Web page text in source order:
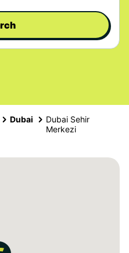
Dubai
Dubai Sehir
Merkezi